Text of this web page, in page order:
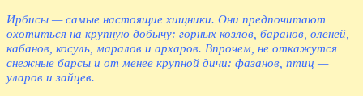
Ирбисы — самые настоящие хищники. Они предпочитают
охотиться на крупную добычу: горных козлов, баранов, оленей,
кабанов, косуль, маралов и архаров. Впрочем, не откажутся
снежные барсы и от менее крупной дичи: фазанов, птиц —
уларов и зайцев.